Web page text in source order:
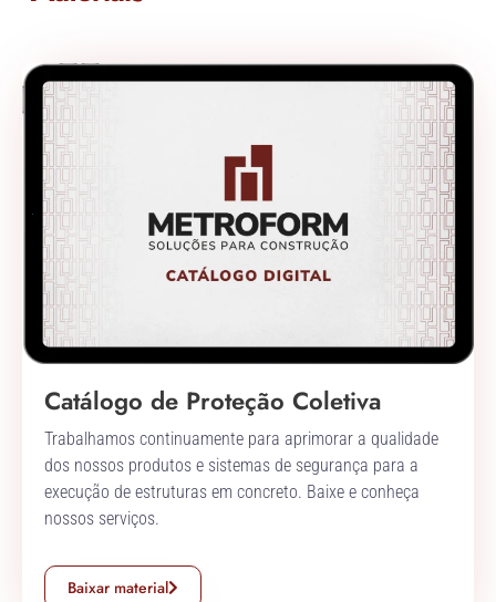
Catálogo de Proteção Coletiva
Trabalhamos continuamente para aprimorar a qualidade
dos nossos produtos e sistemas de segurança para a
execução de estruturas em concreto. Baixe e conheça
nossos serviços.
Baixar material